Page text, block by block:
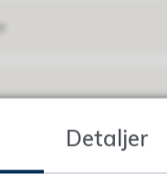
Detaljer